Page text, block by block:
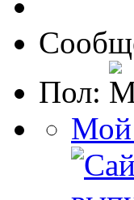
Пол:
Мой